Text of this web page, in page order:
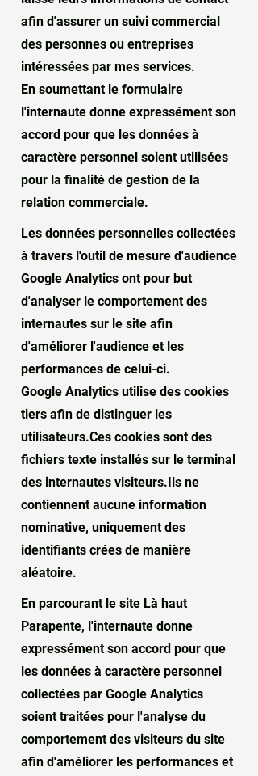
afin d'assurer un suivi commercial
des personnes ou entreprises
intéressées par mes services.
En soumettant le formulaire
l'internaute donne expressément son
accord pour que les données à
caractère personnel soient utilisées
pour la finalité de gestion de la
relation commerciale.
Les données personnelles collectées
à travers l'outil de mesure d'audience
Google Analytics ont pour but
d'analyser le comportement des
internautes sur le site afin
d'améliorer l'audience et les
performances de celui-ci.
Google Analytics utilise des cookies
tiers afin de distinguer les
utilisateurs.Ces cookies sont des
fichiers texte installés sur le terminal
des internautes visiteurs.Ils ne
contiennent aucune information
nominative, uniquement des
identifiants crées de manière
aléatoire.
En parcourant le site Là haut
Parapente, l'internaute donne
expressément son accord pour que
les données à caractère personnel
collectées par Google Analytics
soient traitées pour l'analyse du
comportement des visiteurs du site
afin d'améliorer les performances et